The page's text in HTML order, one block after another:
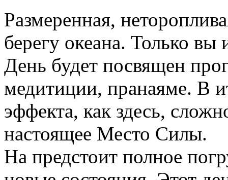
Размеренная,
берегу океана. Только
День будет посвящен
медитиции, пранаяме. В
эффекта, как здесь,
настоящее Место Силы.
На предстоит полное